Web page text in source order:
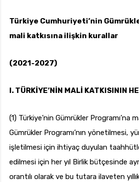
Türkiye Cumhuriyeti’nin
mali katkısına ilişkin kurallar
(2021-2027)
I. TÜRKİYE’NİN MALİ KATKISININ
(1) Türkiye’nin Gümrükler Programı’na
Gümrükler Programı’nın yönetilmesi,
işletilmesi için ihtiyaç duyulan
edilmesi için her yıl Birlik bütçesinde
orantılı olarak ve bu tutara ilaveten